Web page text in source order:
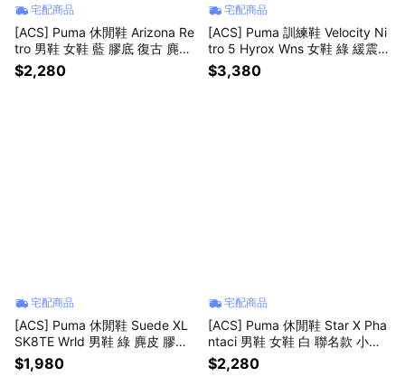
宅配商品
[ACS] Puma 休閒鞋 Arizona Re
tro 男鞋 女鞋 藍 膠底 復古 麂皮
402353-08
$2,280
宅配商品
[ACS] Puma 訓練鞋 Velocity Ni
tro 5 Hyrox Wns 女鞋 綠 緩震 3
13687-02
$3,380
宅配商品
[ACS] Puma 休閒鞋 Suede XL
SK8TE Wrld 男鞋 綠 麂皮 膠底
401352-02
$1,980
宅配商品
[ACS] Puma 休閒鞋 Star X Pha
ntaci 男鞋 女鞋 白 聯名款 小白
鞋 401848-01
$2,280